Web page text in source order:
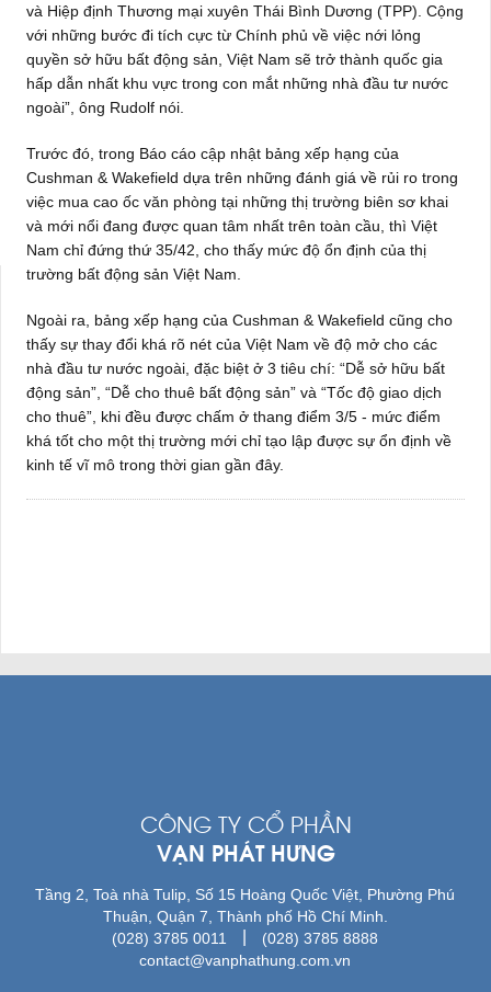
và Hiệp định Thương mại xuyên Thái Bình Dương (TPP). Cộng
với những bước đi tích cực từ Chính phủ về việc nới lỏng
quyền sở hữu bất động sản, Việt Nam sẽ trở thành quốc gia
hấp dẫn nhất khu vực trong con mắt những nhà đầu tư nước
ngoài”, ông Rudolf nói.
Trước đó, trong Báo cáo cập nhật bảng xếp hạng của
Cushman & Wakefield dựa trên những đánh giá về rủi ro trong
việc mua cao ốc văn phòng tại những thị trường biên sơ khai
và mới nổi đang được quan tâm nhất trên toàn cầu, thì Việt
Nam chỉ đứng thứ 35/42, cho thấy mức độ ổn định của thị
trường bất động sản Việt Nam.
Ngoài ra, bảng xếp hạng của Cushman & Wakefield cũng cho
thấy sự thay đổi khá rõ nét của Việt Nam về độ mở cho các
nhà đầu tư nước ngoài, đặc biệt ở 3 tiêu chí: “Dễ sở hữu bất
động sản”, “Dễ cho thuê bất động sản” và “Tốc độ giao dịch
cho thuê”, khi đều được chấm ở thang điểm 3/5 - mức điểm
khá tốt cho một thị trường mới chỉ tạo lập được sự ổn định về
kinh tế vĩ mô trong thời gian gần đây.
CÔNG TY CỔ PHẦN
VẠN PHÁT HƯNG
Tầng 2, Toà nhà Tulip, Số 15 Hoàng Quốc Việt, Phường Phú
Thuận, Quận 7, Thành phố Hồ Chí Minh.
(028) 3785 0011
(028) 3785 8888
contact@vanphathung.com.vn